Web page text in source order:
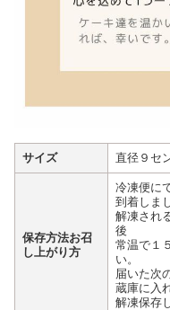
サイズ 直径９セ
保存方法お召
し上がり方
冷凍便に
到着しま
解凍され
後
常温で１
い。
届いた次
蔵庫に入
解凍保存